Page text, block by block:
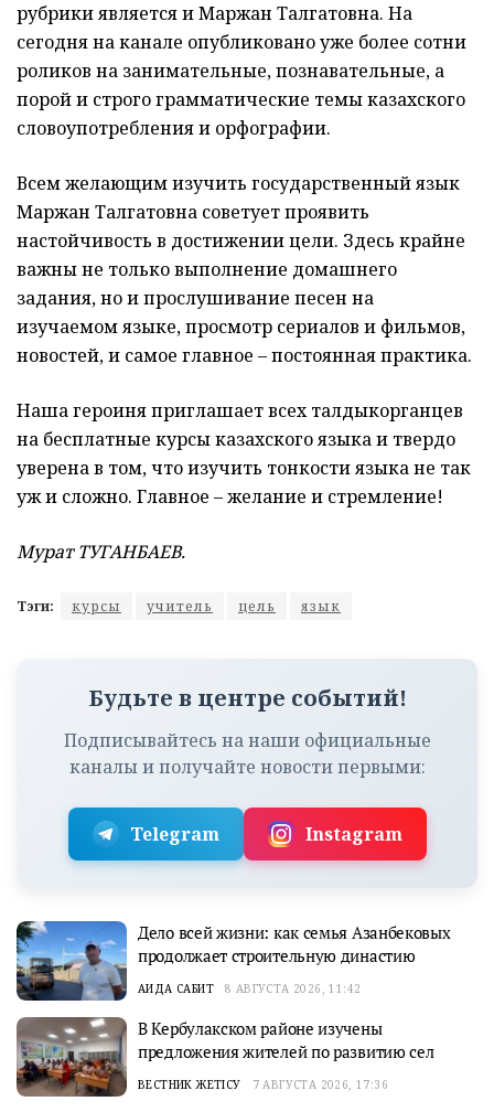
рубрики является и Маржан Талгатовна. На
сегодня на канале опубликовано уже более сотни
роликов на занимательные, познавательные, а
порой и строго грамматические темы казахского
словоупотребления и орфографии.
Всем желающим изучить государственный язык
Маржан Талгатовна советует проявить
настойчивость в достижении цели. Здесь крайне
важны не только выполнение домашнего
задания, но и прослушивание песен на
изучаемом языке, просмотр сериалов и фильмов,
новостей, и самое главное – постоянная практика.
Наша героиня приглашает всех талдыкорганцев
на бесплатные курсы казахского языка и твердо
уверена в том, что изучить тонкости языка не так
уж и сложно. Главное – желание и стремление!
Мурат ТУГАНБАЕВ.
Тэги: курсы учитель цель язык
Будьте в центре событий!
Подписывайтесь на наши официальные
каналы и получайте новости первыми:
Telegram Instagram
Дело всей жизни: как семья Азанбековых
продолжает строительную династию
АИДА САБИТ 8 АВГУСТА 2026, 11:42
В Кербулакском районе изучены
предложения жителей по развитию сел
ВЕСТНИК ЖЕТІСУ 7 АВГУСТА 2026, 17:36